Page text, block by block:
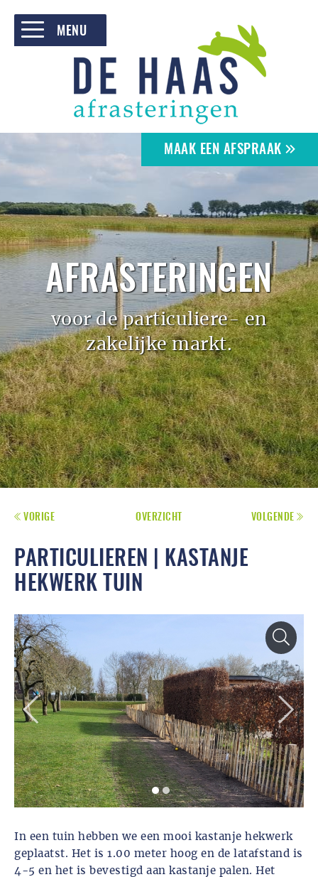
MENU
PARTICULIEREN
ZAKELIJK
OVER DE HAAS
CONTACT
MAAK EEN AFSPRAAK
AFRASTERINGEN
voor de particuliere- en
zakelijke markt.
VORIGE OVERZICHT VOLGENDE
PARTICULIEREN | KASTANJE
HEKWERK TUIN
In een tuin hebben we een mooi kastanje hekwerk
geplaatst. Het is 1.00 meter hoog en de latafstand is
4-5 en het is bevestigd aan kastanje palen. Het